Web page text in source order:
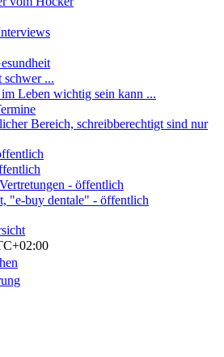
...
Leben wichtig sein kann ...
Bereich, schreibberechtigt sind nur
- öffentlich
"e-buy dentale" - öffentlich